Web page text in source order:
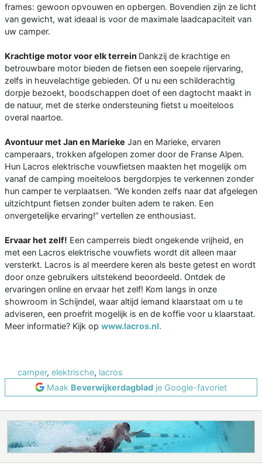
frames: gewoon opvouwen en opbergen. Bovendien zijn ze licht
van gewicht, wat ideaal is voor de maximale laadcapaciteit van
uw camper.
Krachtige motor voor elk terrein Dankzij de krachtige en
betrouwbare motor bieden de fietsen een soepele rijervaring,
zelfs in heuvelachtige gebieden. Of u nu een schilderachtig
dorpje bezoekt, boodschappen doet of een dagtocht maakt in
de natuur, met de sterke ondersteuning fietst u moeiteloos
overal naartoe.
Avontuur met Jan en Marieke Jan en Marieke, ervaren
camperaars, trokken afgelopen zomer door de Franse Alpen.
Hun Lacros elektrische vouwfietsen maakten het mogelijk om
vanaf de camping moeiteloos bergdorpjes te verkennen zonder
hun camper te verplaatsen. “We konden zelfs naar dat afgelegen
uitzichtpunt fietsen zonder buiten adem te raken. Een
onvergetelijke ervaring!” vertellen ze enthousiast.
Ervaar het zelf! Een camperreis biedt ongekende vrijheid, en
met een Lacros elektrische vouwfiets wordt dit alleen maar
versterkt. Lacros is al meerdere keren als beste getest en wordt
door onze gebruikers uitstekend beoordeeld. Ontdek de
ervaringen online en ervaar het zelf! Kom langs in onze
showroom in Schijndel, waar altijd iemand klaarstaat om u te
adviseren, een proefrit mogelijk is en de koffie voor u klaarstaat.
Meer informatie? Kijk op www.lacros.nl.
camper, elektrische, lacros
Maak Beverwijkerdagblad je Google-favoriet